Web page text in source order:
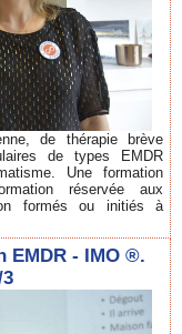
de thérapie brève
de types EMDR
Une formation
réservée aux
formés ou initiés à
EMDR - IMO ®.